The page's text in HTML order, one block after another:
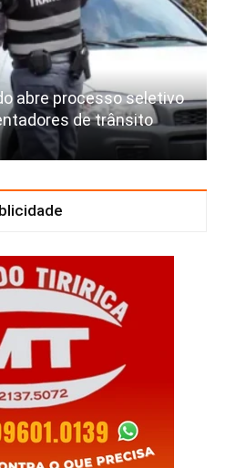
abre processo seletivo
de trânsito